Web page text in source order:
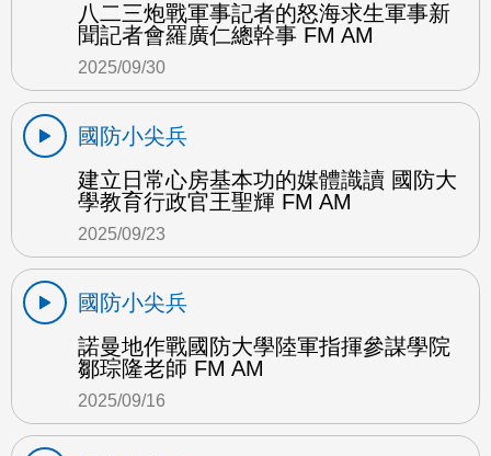
八二三炮戰軍事記者的怒海求生軍事新
聞記者會羅廣仁總幹事 FM AM
2025/09/30
國防小尖兵
建立日常心房基本功的媒體識讀 國防大
學教育行政官王聖輝 FM AM
2025/09/23
國防小尖兵
諾曼地作戰國防大學陸軍指揮參謀學院
鄒琮隆老師 FM AM
2025/09/16